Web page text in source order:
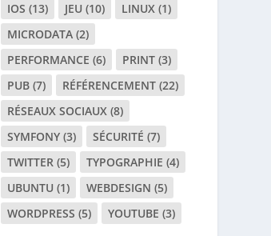
IOS (13) JEU (10) LINUX (1)
MICRODATA (2)
PERFORMANCE (6) PRINT (3)
PUB (7) RÉFÉRENCEMENT (22)
RÉSEAUX SOCIAUX (8)
SYMFONY (3) SÉCURITÉ (7)
TWITTER (5) TYPOGRAPHIE (4)
UBUNTU (1) WEBDESIGN (5)
WORDPRESS (5) YOUTUBE (3)